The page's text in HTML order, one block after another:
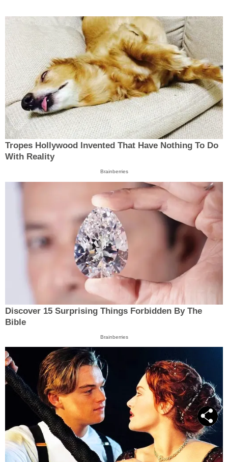
Tropes Hollywood Invented That Have Nothing To Do
With Reality
Brainberries
Discover 15 Surprising Things Forbidden By The
Bible
Brainberries